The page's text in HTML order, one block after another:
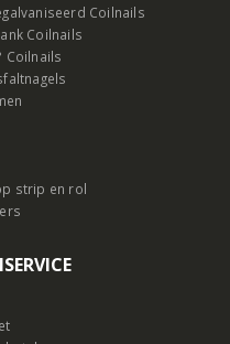
Coilnails
Coilnails
Coilnails
strip en rol